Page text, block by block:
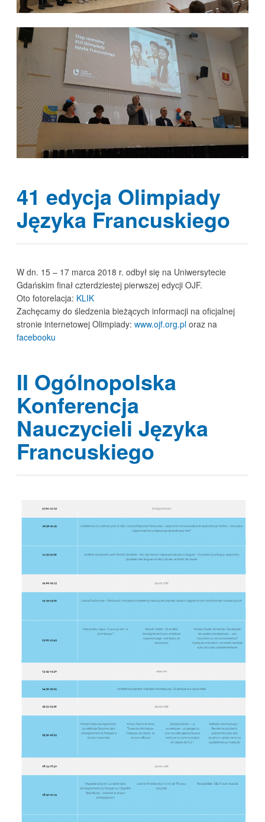
41 edycja Olimpiady
Języka Francuskiego
W dn. 15 – 17 marca 2018 r. odbył się na Uniwersytecie
Gdańskim finał czterdziestej pierwszej edycji OJF.
Oto fotorelacja: KLIK
Zachęcamy do śledzenia bieżących informacji na oficjalnej
stronie internetowej Olimpiady: www.ojf.org.ploraz na
facebooku
II Ogólnopolska
Konferencja
Nauczycieli Języka
Francuskiego